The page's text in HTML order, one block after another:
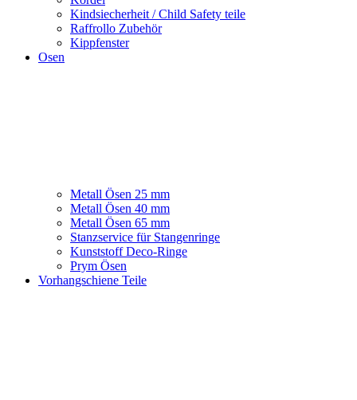
Kindsiecherheit / Child Safety teile
Raffrollo Zubehör
Kippfenster
Osen
Metall Ösen 25 mm
Metall Ösen 40 mm
Metall Ösen 65 mm
Stanzservice für Stangenringe
Kunststoff Deco-Ringe
Prym Ösen
Vorhangschiene Teile